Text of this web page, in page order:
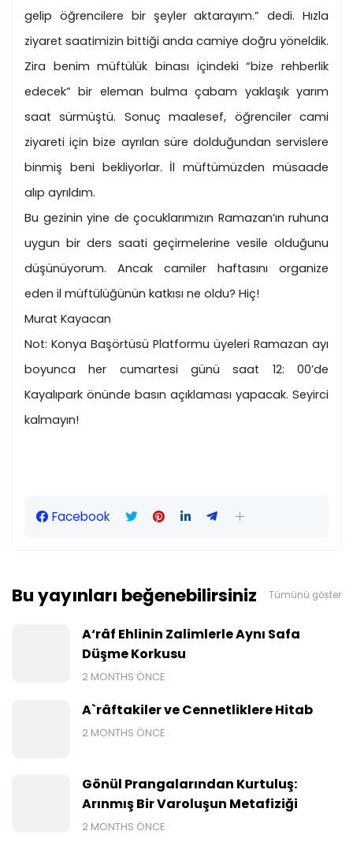
gelip öğrencilere bir şeyler aktarayım.” dedi. Hızla
ziyaret saatimizin bittiği anda camiye doğru yöneldik.
Zira benim müftülük binası içindeki “bize rehberlik
edecek” bir eleman bulma çabam yaklaşık yarım
saat sürmüştü. Sonuç maalesef, öğrenciler cami
ziyareti için bize ayrılan süre dolduğundan servislere
binmiş beni bekliyorlar. İl müftümüzden müsaade
alıp ayrıldım.
Bu gezinin yine de çocuklarımızın Ramazan’ın ruhuna
uygun bir ders saati geçirmelerine vesile olduğunu
düşünüyorum. Ancak camiler haftasını organize
eden il müftülüğünün katkısı ne oldu? Hiç!
Murat Kayacan
Not: Konya Başörtüsü Platformu üyeleri Ramazan ayı
boyunca her cumartesi günü saat 12: 00’de
Kayalıpark önünde basın açıklaması yapacak. Seyirci
kalmayın!
Facebook
Bu yayınları beğenebilirsiniz Tümünü göster
A‘râf Ehlinin Zalimlerle Aynı Safa
Düşme Korkusu
2 MONTHS ÖNCE
A`râftakiler ve Cennetliklere Hitab
2 MONTHS ÖNCE
Gönül Prangalarından Kurtuluş:
Arınmış Bir Varoluşun Metafiziği
2 MONTHS ÖNCE